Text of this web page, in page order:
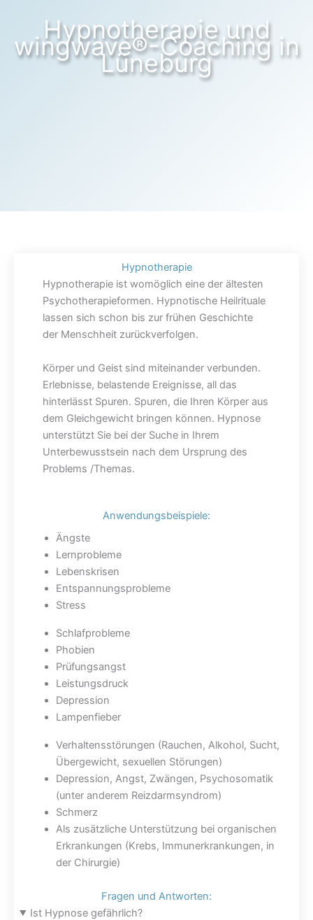
Hypnotherapie und
wingwave®-Coaching in
Lüneburg
Hypnotherapie
Hypnotherapie ist womöglich eine der ältesten
Psychotherapieformen. Hypnotische Heilrituale
lassen sich schon bis zur frühen Geschichte
der Menschheit zurückverfolgen.
Körper und Geist sind miteinander verbunden.
Erlebnisse, belastende Ereignisse, all das
hinterlässt Spuren. Spuren, die Ihren Körper aus
dem Gleichgewicht bringen können. Hypnose
unterstützt Sie bei der Suche in Ihrem
Unterbewusstsein nach dem Ursprung des
Problems /Themas.
Anwendungsbeispiele:
Ängste
Lernprobleme
Lebenskrisen
Entspannungsprobleme
Stress
Schlafprobleme
Phobien
Prüfungsangst
Leistungsdruck
Depression
Lampenfieber
Verhaltensstörungen (Rauchen, Alkohol, Sucht,
Übergewicht, sexuellen Störungen)
Depression, Angst, Zwängen, Psychosomatik
(unter anderem Reizdarmsyndrom)
Schmerz
Als zusätzliche Unterstützung bei organischen
Erkrankungen (Krebs, Immunerkrankungen, in
der Chirurgie)
Fragen und Antworten:
Ist Hypnose gefährlich?